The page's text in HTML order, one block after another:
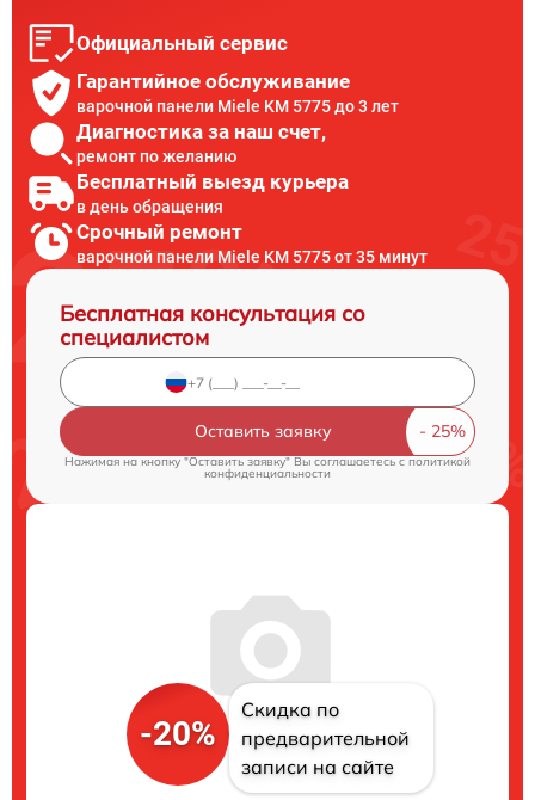
Официальный сервис
Гарантийное обслуживание
варочной панели Miele KM 5775 до 3 лет
Диагностика за наш счет,
ремонт по желанию
Бесплатный выезд курьера
в день обращения
Срочный ремонт
варочной панели Miele KM 5775 от 35 минут
Бесплатная консультация со
специалистом
Оставить заявку
Нажимая на кнопку "Оставить заявку" Вы соглашаетесь cполитикой
конфиденциальности
-20%
Скидка по
предварительной
записи на сайте